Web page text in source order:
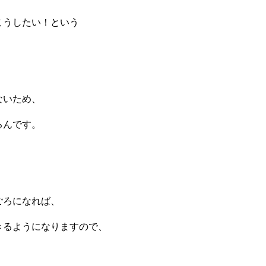
したい！という
ため、
です。
になれば、
ようになりますので、